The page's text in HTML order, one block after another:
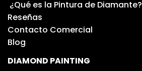
¿Qué es la Pintura de Diamante?
Reseñas
Contacto Comercial
Blog
DIAMOND PAINTING